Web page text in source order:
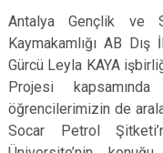
Demre
Kaş
Kemer
Antalya Gençlik ve
Kaymakamlığı AB
Gürcü Leyla KAYA
Projesi
öğrencilerimizin de
Socar Petrol